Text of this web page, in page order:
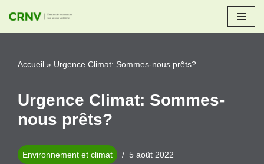
Aller
contenu
Accueil » Urgence Climat: Sommes-nous prêts?
Urgence Climat: Sommes-
nous prêts?
Environnement et climat 5 août 2022